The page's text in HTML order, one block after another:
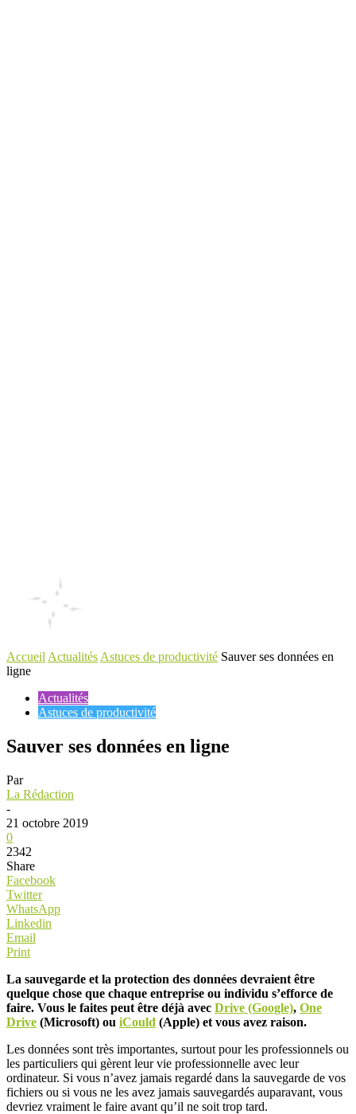
Accueil Actualités Astuces de productivité Sauver ses données en
ligne
Actualités
Astuces de productivité
Sauver ses données en ligne
Par
La Rédaction
-
21 octobre 2019
0
2342
Share
Facebook
Twitter
WhatsApp
Linkedin
Email
Print
La sauvegarde et la protection des données devraient être
quelque chose que chaque entreprise ou individu s’efforce de
faire. Vous le faites peut être déjà avec Drive (Google), One
Drive (Microsoft) ou iCould (Apple) et vous avez raison.
Les données sont très importantes, surtout pour les professionnels ou
les particuliers qui gèrent leur vie professionnelle avec leur
ordinateur. Si vous n’avez jamais regardé dans la sauvegarde de vos
fichiers ou si vous ne les avez jamais sauvegardés auparavant, vous
devriez vraiment le faire avant qu’il ne soit trop tard.